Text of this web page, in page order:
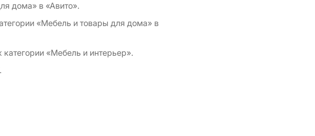
дома» в «Авито».
«Мебель и товары для дома» в
«Мебель и интерьер».